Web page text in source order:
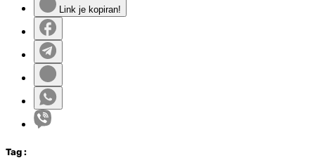
Link je kopiran!
Tag :